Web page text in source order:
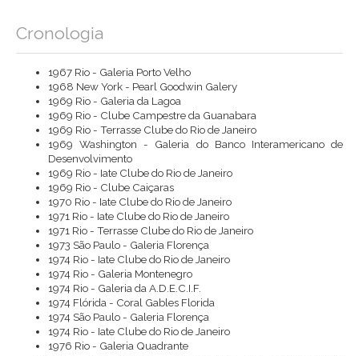
Cronologia
1967 Rio - Galeria Porto Velho
1968 New York - Pearl Goodwin Galery
1969 Rio - Galeria da Lagoa
1969 Rio - Clube Campestre da Guanabara
1969 Rio - Terrasse Clube do Rio de Janeiro
1969 Washington - Galeria do Banco Interamericano de
Desenvolvimento
1969 Rio - Iate Clube do Rio de Janeiro
1969 Rio - Clube Caiçaras
1970 Rio - Iate Clube do Rio de Janeiro
1971 Rio - Iate Clube do Rio de Janeiro
1971 Rio - Terrasse Clube do Rio de Janeiro
1973 São Paulo - Galeria Florença
1974 Rio - Iate Clube do Rio de Janeiro
1974 Rio - Galeria Montenegro
1974 Rio - Galeria da A.D.E.C.I.F.
1974 Flórida - Coral Gables Florida
1974 São Paulo - Galeria Florença
1974 Rio - Iate Clube do Rio de Janeiro
1976 Rio - Galeria Quadrante